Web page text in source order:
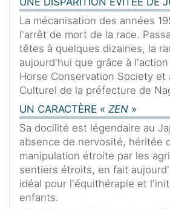
La mécanisation des années
l'arrêt de mort de la race.
têtes à quelques dizaines, la
aujourd'hui que grâce à
Horse Conservation Society et
Culturel de la préfecture de
UN CARACTÈRE « ZEN »
Sa docilité est légendaire au
absence de nervosité, héritée
manipulation étroite par les
sentiers étroits, en fait
idéal pour l'équithérapie et
enfants.